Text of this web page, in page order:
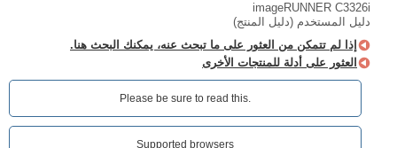
imageRUNNER C3326i
دليل المستخدم (دليل المنتج)
إذا لم تتمكن من العثور على ما تبحث عنه، يمكنك البحث هنا.
العثور على أدلة للمنتجات الأخرى
Please be sure to read this.‎
Supported browsers